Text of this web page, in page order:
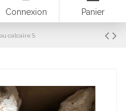
Connexion Panier
calcaire S